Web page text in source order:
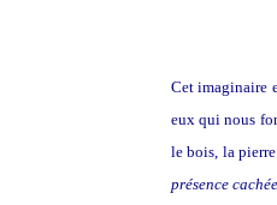
Cet imaginaire
eux qui nous
le bois, la
présence